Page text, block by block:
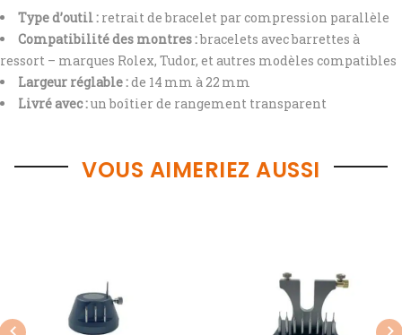
Type d’outil : retrait de bracelet par compression parallèle
Compatibilité des montres :bracelets avec barrettes à
ressort – marques Rolex, Tudor, et autres modèles compatibles
Largeur réglable :de 14 mm à 22 mm
Livré avec :un boîtier de rangement transparent
VOUS AIMERIEZ AUSSI